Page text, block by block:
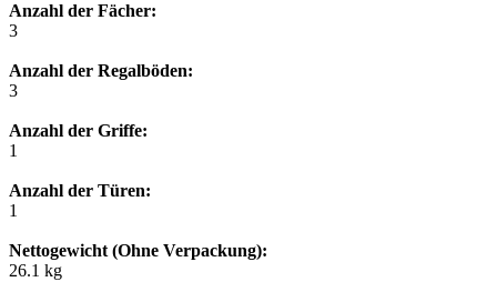
Anzahl der Fächer:
3
Anzahl der Regalböden:
3
Anzahl der Griffe:
1
Anzahl der Türen:
1
Nettogewicht (Ohne Verpackung):
26.1 kg